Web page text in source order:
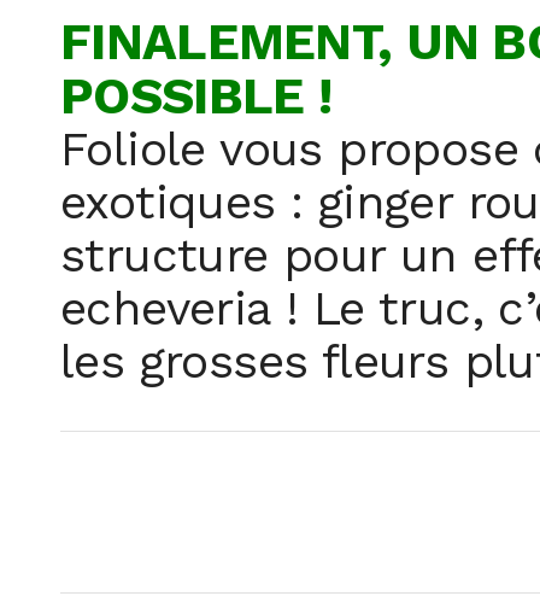
FINALEMENT, UN
POSSIBLE !
Foliole vous
exotiques : ginger
structure pour un
echeveria ! Le truc,
les grosses fleurs